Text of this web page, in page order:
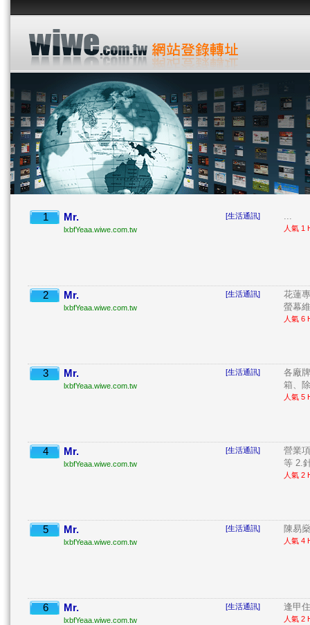
1 Mr.
lxbfYeaa.wiwe.com.tw
[生活通訊] ...
人氣 1
2 Mr.
lxbfYeaa.wiwe.com.tw
[生活通訊]
花蓮
螢幕
人氣 6
3 Mr.
lxbfYeaa.wiwe.com.tw
[生活通訊]
各廠
箱、
人氣 5
4 Mr.
lxbfYeaa.wiwe.com.tw
[生活通訊]
營業
等 2.
人氣 2
5 Mr.
lxbfYeaa.wiwe.com.tw
[生活通訊] 陳易
人氣 4
6 Mr.
lxbfYeaa.wiwe.com.tw
[生活通訊] 逢甲
人氣 2